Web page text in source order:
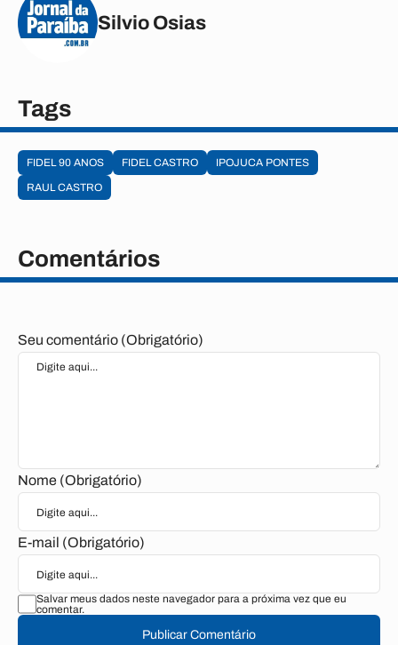
Silvio Osias
Tags
FIDEL 90 ANOS FIDEL CASTRO
IPOJUCA PONTES
RAUL CASTRO
Comentários
Seu comentário (Obrigatório)
Nome (Obrigatório)
E-mail (Obrigatório)
Salvar meus dados neste navegador para a próxima vez que eu
comentar.
Publicar Comentário